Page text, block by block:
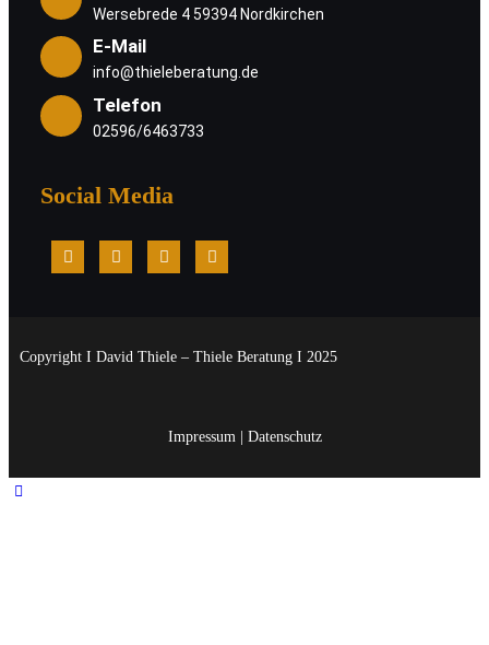
Wersebrede 4 59394 Nordkirchen
E-Mail
info@thieleberatung.de
Telefon
02596/6463733
Social Media
Copyright I David Thiele – Thiele Beratung I 2025
Impressum | Datenschutz